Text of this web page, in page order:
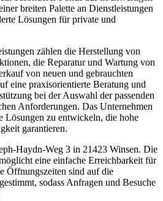
breiten Palette an Dienstleistungen
Lösungen für private und
zählen die Herstellung von
die Reparatur und Wartung von
von neuen und gebrauchten
eine praxisorientierte Beratung und
bei der Auswahl der passenden
Anforderungen. Das Unternehmen
Lösungen zu entwickeln, die hohe
garantieren.
Haydn-Weg 3 in 21423 Winsen. Die
eine einfache Erreichbarkeit für
Öffnungszeiten sind auf die
sodass Anfragen und Besuche